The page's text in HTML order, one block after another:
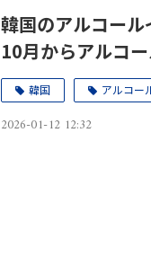
韓国のアルコー
10月からアルコ
韓国 アルコー
2026-01-12 12:32